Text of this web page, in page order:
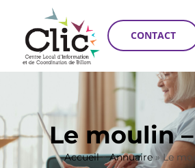
CONTACT
Le moulin
Accueil»Annuaire»Le